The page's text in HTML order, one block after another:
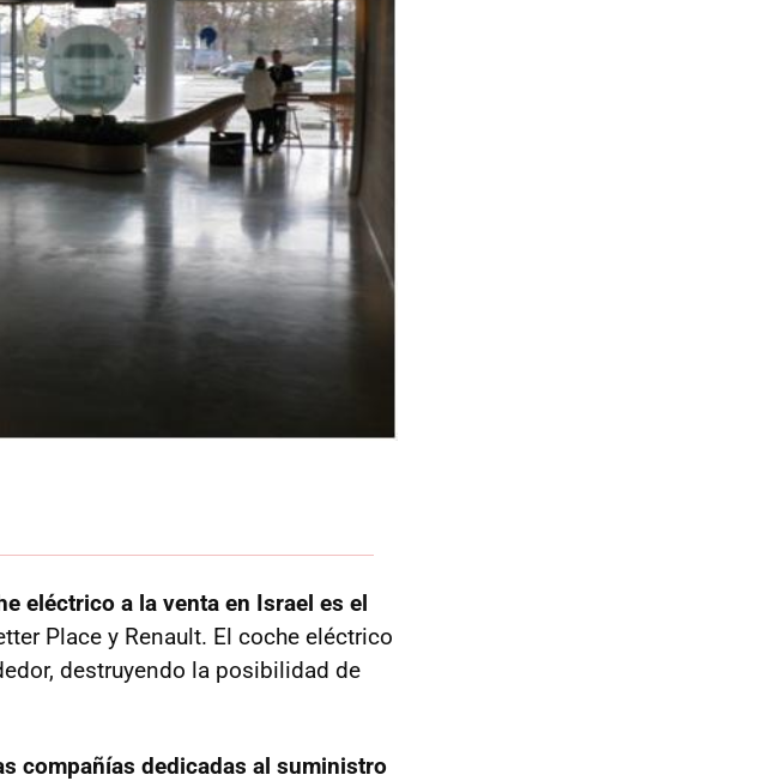
eléctrico a la venta en Israel es el
Place y Renault. El coche eléctrico
destruyendo la posibilidad de
compañías dedicadas al suministro